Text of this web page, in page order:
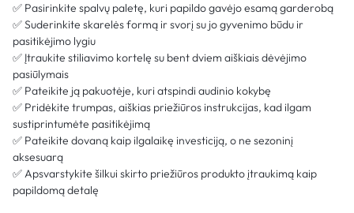
✅ Pasirinkite spalvų paletę, kuri papildo gavėjo esamą garderobą
✅ Suderinkite skarelės formą ir svorį su jo gyvenimo būdu ir
pasitikėjimo lygiu
✅ Įtraukite stiliavimo kortelę su bent dviem aiškiais dėvėjimo
pasiūlymais
✅ Pateikite ją pakuotėje, kuri atspindi audinio kokybę
✅ Pridėkite trumpas, aiškias priežiūros instrukcijas, kad ilgam
sustiprintumėte pasitikėjimą
✅ Pateikite dovaną kaip ilgalaikę investiciją, o ne sezoninį
aksesuarą
✅ Apsvarstykite šilkui skirto priežiūros produkto įtraukimą kaip
papildomą detalę